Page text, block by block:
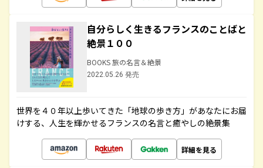
自分らしく生きるフランスのことばと
絶景１００
BOOKS 旅の名言＆絶景
2022.05.26 発売
世界を４０年以上歩いてきた「地球の歩き方」があなたにお届
けする、人生を輝かせるフランスの名言と癒やしの絶景集
詳細を見る